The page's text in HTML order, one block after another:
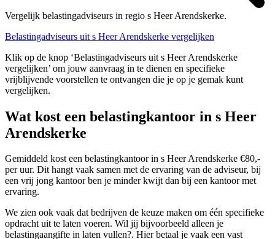
Vergelijk belastingadviseurs in regio s Heer Arendskerke.
Belastingadviseurs uit s Heer Arendskerke vergelijken
Klik op de knop ‘Belastingadviseurs uit s Heer Arendskerke
vergelijken’ om jouw aanvraag in te dienen en specifieke
vrijblijvende voorstellen te ontvangen die je op je gemak kunt
vergelijken.
Wat kost een belastingkantoor in s Heer
Arendskerke
Gemiddeld kost een belastingkantoor in s Heer Arendskerke €80,-
per uur. Dit hangt vaak samen met de ervaring van de adviseur, bij
een vrij jong kantoor ben je minder kwijt dan bij een kantoor met
ervaring.
We zien ook vaak dat bedrijven de keuze maken om één specifieke
opdracht uit te laten voeren. Wil jij bijvoorbeeld alleen je
belastingaangifte in laten vullen?. Hier betaal je vaak een vast